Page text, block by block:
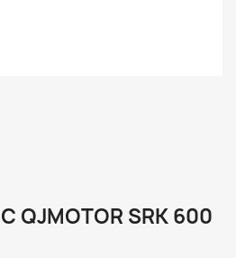
QJMOTOR SRK 600